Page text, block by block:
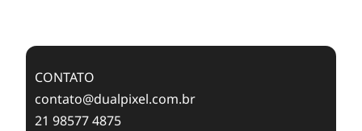
CONTATO
contato@dualpixel.com.br
21 98577 4875